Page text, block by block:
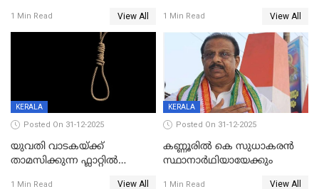
വധശ്രമക്കേസ് പ്രതി പിടിയിൽ
1 Min Read View All 1 Min Read View All
KERALA
Posted On 31-12-2025
യുവതി വാടകയ്ക്ക്
താമസിക്കുന്ന ഫ്ലാറ്റില്‍
1 Min Read View All
KERALA
Posted On 31-12-2025
കണ്ണൂരിൽ കെ സുധാകരൻ
സ്ഥാനാർഥിയായേക്കും
1 Min Read View All